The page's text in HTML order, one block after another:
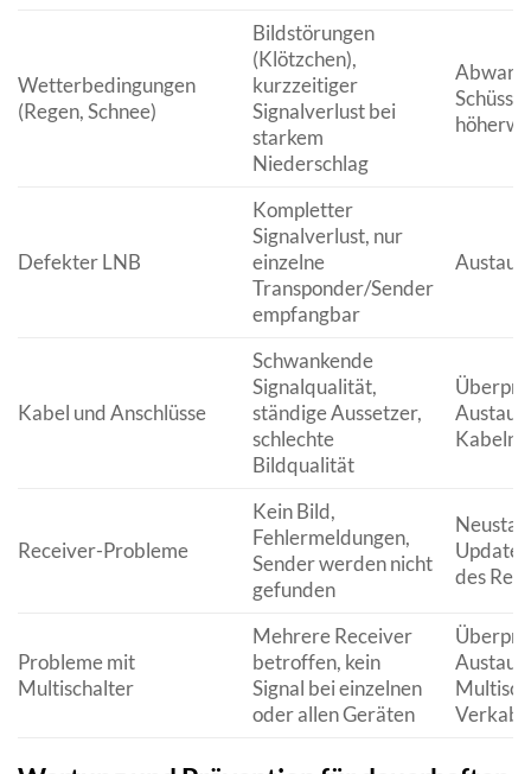
Wetterbedingungen
(Regen, Schnee)
Bildstörungen
(Klötzchen),
kurzzeitiger
Signalverlust bei
starkem
Niederschlag
Defekter LNB
Kompletter
Signalverlust, nur
einzelne
Transponder/Sender
empfangbar
Kabel und Anschlüsse
Schwankende
Signalqualität,
ständige Aussetzer,
schlechte
Bildqualität
Kabeln/
Receiver-Probleme
Kein Bild,
Fehlermeldungen,
Sender werden nicht
gefunden
Update,
des
Probleme mit
Multischalter
Mehrere Receiver
betroffen, kein
Signal bei einzelnen
oder allen Geräten